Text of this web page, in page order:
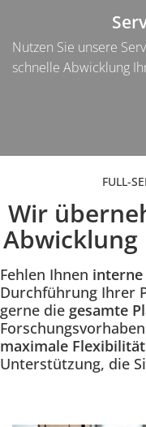
Nutzen Sie unsere
schnelle Abwicklung
FULL-
Wir
Fehlen Ihnen interne
Durchführung Ihrer
gerne die gesamte
maximale Flexibilität
Unterstützung, die